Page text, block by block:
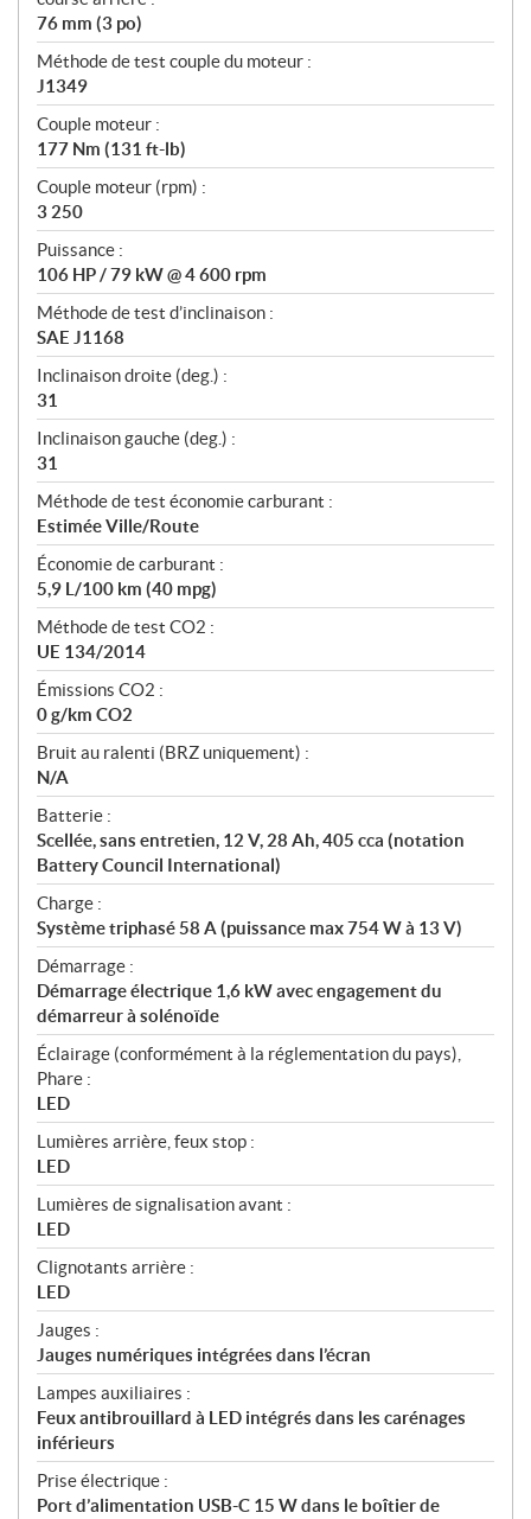
76 mm (3 po)
Méthode de test couple du moteur :
J1349
Couple moteur :
177 Nm (131 ft-lb)
Couple moteur (rpm) :
3 250
Puissance :
106 HP / 79 kW @ 4 600 rpm
Méthode de test d’inclinaison :
SAE J1168
Inclinaison droite (deg.) :
31
Inclinaison gauche (deg.) :
31
Méthode de test économie carburant :
Estimée Ville/Route
Économie de carburant :
5,9 L/100 km (40 mpg)
Méthode de test CO2 :
UE 134/2014
Émissions CO2 :
0 g/km CO2
Bruit au ralenti (BRZ uniquement) :
N/A
Batterie :
Scellée, sans entretien, 12 V, 28 Ah, 405 cca (notation
Battery Council International)
Charge :
Système triphasé 58 A (puissance max 754 W à 13 V)
Démarrage :
Démarrage électrique 1,6 kW avec engagement du
démarreur à solénoïde
Éclairage (conformément à la réglementation du pays),
Phare :
LED
Lumières arrière, feux stop :
LED
Lumières de signalisation avant :
LED
Clignotants arrière :
LED
Jauges :
Jauges numériques intégrées dans l’écran
Lampes auxiliaires :
Feux antibrouillard à LED intégrés dans les carénages
inférieurs
Prise électrique :
Port d’alimentation USB-C 15 W dans le boîtier de